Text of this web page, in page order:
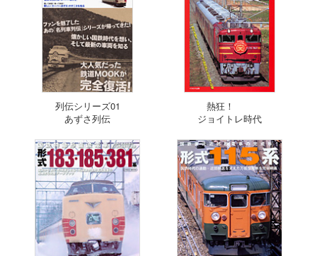
列伝シリーズ01
あずさ列伝
熱狂！
ジョイトレ時代